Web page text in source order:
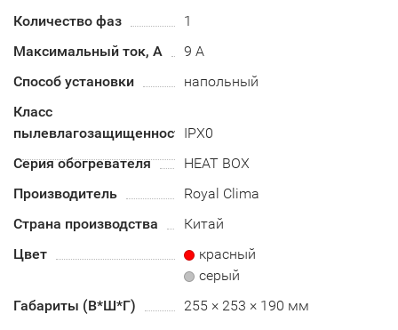
Количество фаз
1
Максимальный ток, А
9 А
Способ установки
напольный
Класс
пылевлагозащищенностиIPX0
Серия обогревателя
HEAT BOX
Производитель
Royal Clima
Страна производства
Китай
Цвет
красный
серый
Габариты (В*Ш*Г)
255 × 253 × 190 мм